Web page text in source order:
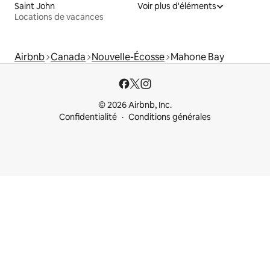
Saint John
Locations de vacances
Voir plus d'éléments
Airbnb Canada Nouvelle-Écosse Mahone Bay
© 2026 Airbnb, Inc.
Confidentialité
Conditions générales